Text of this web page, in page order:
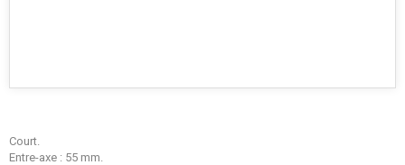
Court.
Entre-axe : 55 mm.